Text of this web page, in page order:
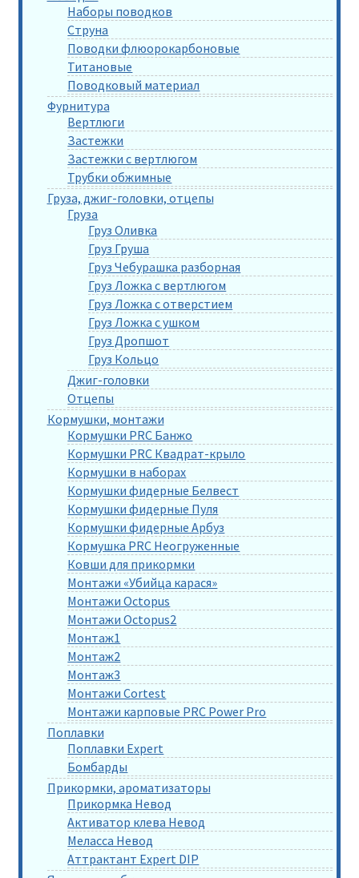
Наборы поводков
Струна
Поводки флюорокарбоновые
Титановые
Поводковый материал
Фурнитура
Вертлюги
Застежки
Застежки с вертлюгом
Трубки обжимные
Груза, джиг-головки, отцепы
Груза
Груз Оливка
Груз Груша
Груз Чебурашка разборная
Груз Ложка с вертлюгом
Груз Ложка с отверстием
Груз Ложка с ушком
Груз Дропшот
Груз Кольцо
Джиг-головки
Отцепы
Кормушки, монтажи
Кормушки PRC Банжо
Кормушки PRC Квадрат-крыло
Кормушки в наборах
Кормушки фидерные Белвест
Кормушки фидерные Пуля
Кормушки фидерные Арбуз
Кормушка PRC Неогруженные
Ковши для прикормки
Монтажи «Убийца карася»
Монтажи Octopus
Монтажи Octopus2
Монтаж1
Монтаж2
Монтаж3
Монтажи Cortest
Монтажи карповые PRC Power Pro
Поплавки
Поплавки Expert
Бомбарды
Прикормки, ароматизаторы
Прикормка Невод
Активатор клева Невод
Меласса Невод
Аттрактант Expert DIP